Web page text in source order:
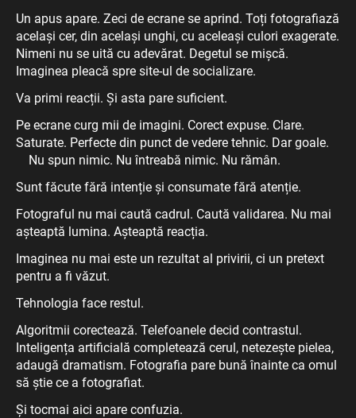
Un apus apare. Zeci de ecrane se aprind. Toți fotografiază
același cer, din același unghi, cu aceleași culori exagerate.
Nimeni nu se uită cu adevărat. Degetul se mișcă.
Imaginea pleacă spre site-ul de socializare.
Va primi reacții. Și asta pare suficient.
Pe ecrane curg mii de imagini. Corect expuse. Clare.
Saturate. Perfecte din punct de vedere tehnic. Dar goale.
Nu spun nimic. Nu întreabă nimic. Nu rămân.
Sunt făcute fără intenție și consumate fără atenție.
Fotograful nu mai caută cadrul. Caută validarea. Nu mai
așteaptă lumina. Așteaptă reacția.
Imaginea nu mai este un rezultat al privirii, ci un pretext
pentru a fi văzut.
Tehnologia face restul.
Algoritmii corectează. Telefoanele decid contrastul.
Inteligența artificială completează cerul, netezește pielea,
adaugă dramatism. Fotografia pare bună înainte ca omul
să știe ce a fotografiat.
Și tocmai aici apare confuzia.